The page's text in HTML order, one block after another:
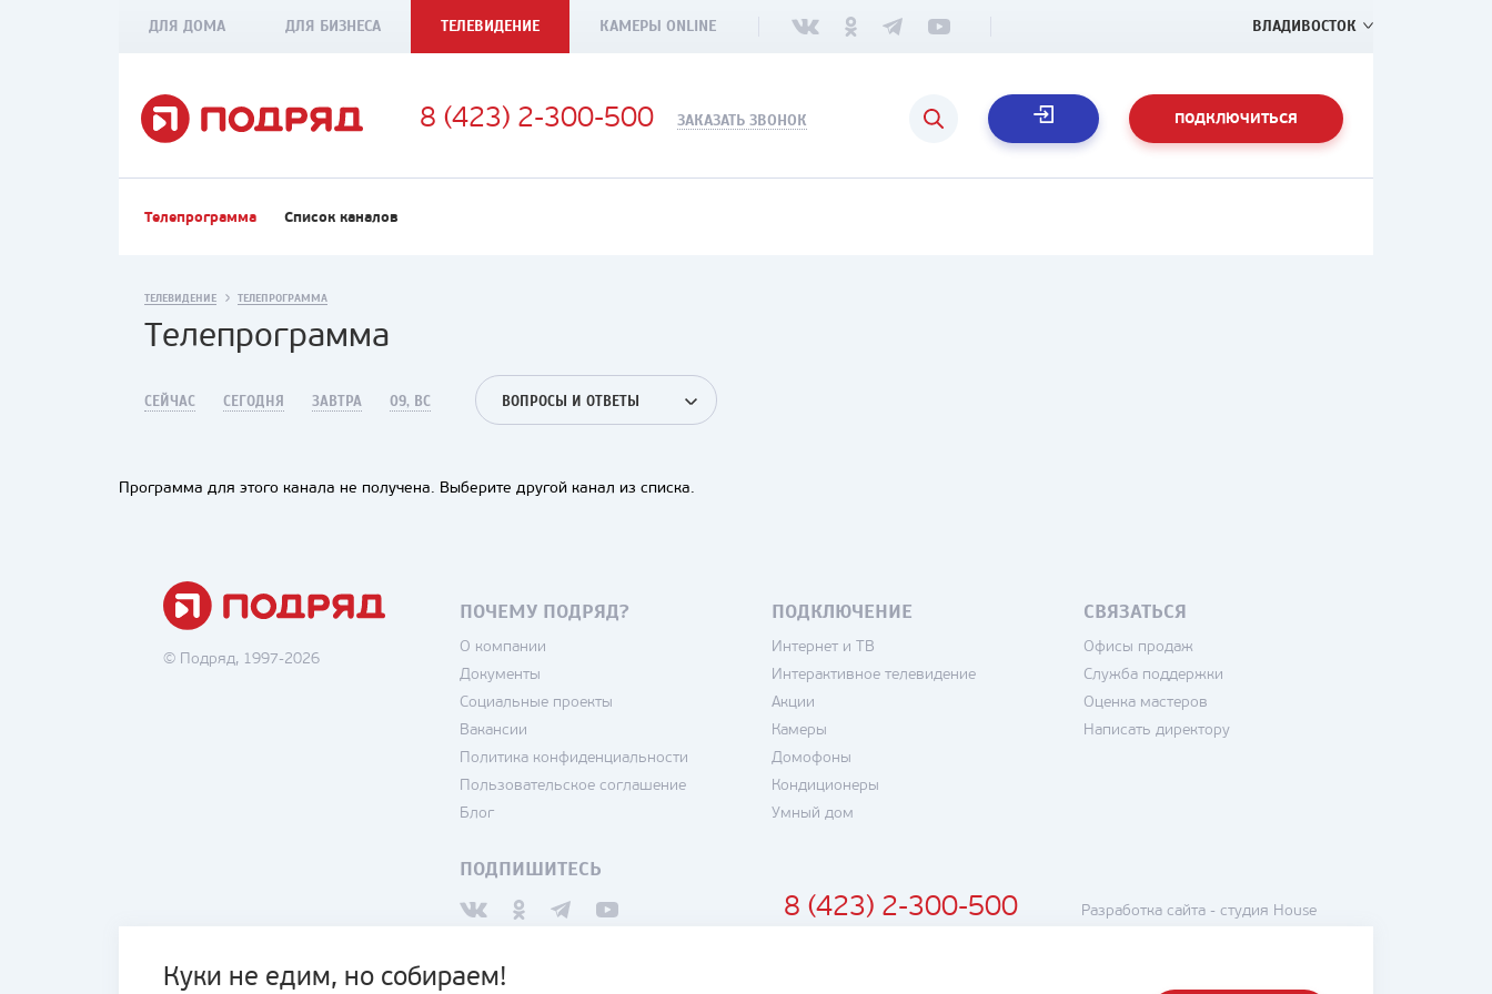
ДЛЯ ДОМА ДЛЯ БИЗНЕСА ТЕЛЕВИДЕНИЕ КАМЕРЫ ONLINE ВЛАДИВОСТОК
8 (423) 2-300-500 ЗАКАЗАТЬ ЗВОНОК ПОДКЛЮЧИТЬСЯ
Телепрограмма Список каналов
Куки не едим, но собираем!
ТЕЛЕВИДЕНИЕ ТЕЛЕПРОГРАММА
Телепрограмма
СЕЙЧАС СЕГОДНЯ ЗАВТРА 09, ВС ВОПРОСЫ И ОТВЕТЫ
Программа для этого канала не получена. Выберите другой канал из списка.
© Подряд, 1997-2026
ПОЧЕМУ ПОДРЯД?
О компании
Документы
Социальные проекты
Вакансии
Политика конфиденциальности
Пользовательское соглашение
Блог
ПОДКЛЮЧЕНИЕ
Интернет и ТВ
Интерактивное телевидение
Акции
Камеры
Домофоны
Кондиционеры
Умный дом
СВЯЗАТЬСЯ
Офисы продаж
Служба поддержки
Оценка мастеров
Написать директору
ПОДПИШИТЕСЬ
8 (423) 2-300-500 Разработка сайта - студия House